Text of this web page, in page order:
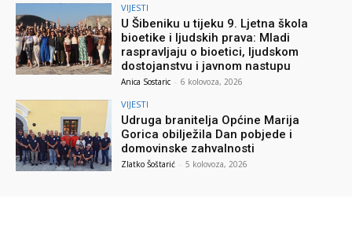
VIJESTI
U Šibeniku u tijeku 9. Ljetna škola
bioetike i ljudskih prava: Mladi
raspravljaju o bioetici, ljudskom
dostojanstvu i javnom nastupu
Anica Sostaric - 6 kolovoza, 2026
VIJESTI
Udruga branitelja Općine Marija
Gorica obilježila Dan pobjede i
domovinske zahvalnosti
Zlatko Šoštarić - 5 kolovoza, 2026